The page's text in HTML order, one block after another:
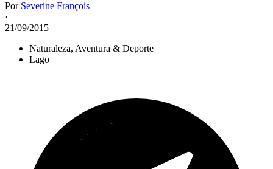
Por Severine François
·
21/09/2015
Naturaleza, Aventura & Deporte
Lago